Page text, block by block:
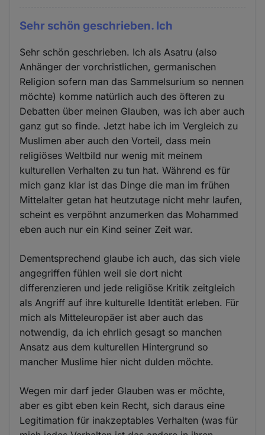
Sehr schön geschrieben. Ich
Sehr schön geschrieben. Ich als Asatru (also
Anhänger der vorchristlichen, germanischen
Religion sofern man das Sammelsurium so nennen
möchte) komme natürlich auch des öfteren zu
Debatten über meinen Glauben, was ich aber auch
ganz gut so finde. Jetzt habe ich im Vergleich zu
Muslimen aber auch den Vorteil, dass mein
religiöses Weltbild nur wenig mit meinem
kulturellen Verhalten zu tun hat. Während es für
mich ganz klar ist das Dinge die man im frühen
Mittelalter getan hat heutzutage nicht mehr laufen,
scheint es verpöhnt anzumerken das Mohammed
eben auch nur ein Kind seiner Zeit war.
Dementsprechend glaube ich auch, das sich viele
angegriffen fühlen weil sie dort nicht
differenzieren und jede religiöse Kritik zeitgleich
als Angriff auf ihre kulturelle Identität erleben. Für
mich als Mitteleuropäer ist aber auch das
notwendig, da ich ehrlich gesagt so manchen
Ansatz aus dem kulturellen Hintergrund so
mancher Muslime hier nicht dulden möchte.
Wegen mir darf jeder Glauben was er möchte,
aber es gibt eben kein Recht, sich daraus eine
Legitimation für inakzeptables Verhalten (was für